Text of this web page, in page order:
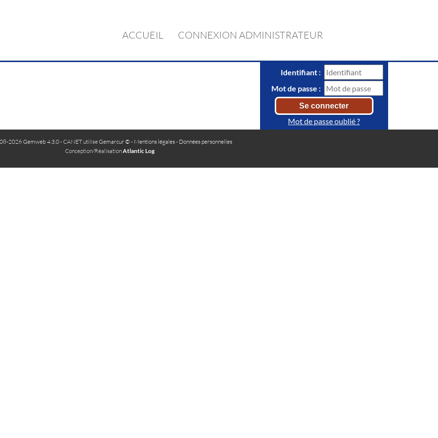
ACCUEIL CONNEXION ADMINISTRATEUR
Identifiant :
Mot de passe :
Mot de passe oublié ?
2026 Gemweb 4.3.0- CANET utiliseGemarcur © - Mentions légales- Données personnelles
Conception/RéalisationAtlantic Log